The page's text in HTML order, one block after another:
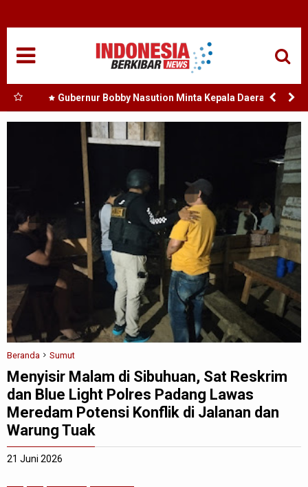
Gubernur Bobby Nasution Minta Kepala Daerah se-
Kepulauan Nias Percepat Usulan BKP 2027
Beranda Sumut
Menyisir Malam di Sibuhuan, Sat Reskrim
dan Blue Light Polres Padang Lawas
Meredam Potensi Konflik di Jalanan dan
Warung Tuak
21 Juni 2026
NASIONAL
SUMUT
MEDAN
TANJUNGBALAI
EDUKASI
ADVETORIAL
REDAKSI